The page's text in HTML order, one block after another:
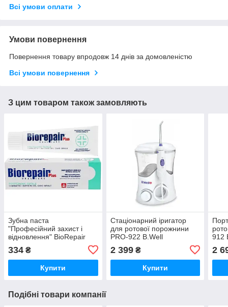
Всі умови оплати
Умови повернення
Повернення товару впродовж 14 днів за домовленістю
Всі умови повернення
З цим товаром також замовляють
Зубна паста
"Професійний захист і
відновлення" BioRepair
334 ₴
Купити
Стаціонарний іригатор
для ротової порожнини
PRO-922 B.Well
2 399₴
Купити
912
2
Подібні товари компанії